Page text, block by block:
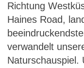
Richtung
Haines Road,
verwandelt
Naturschauspiel.